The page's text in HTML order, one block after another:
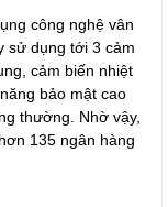
công nghệ vân
sử dụng tới 3 cảm
cảm biến nhiệt
bảo mật cao
thường. Nhờ vậy,
135 ngân hàng